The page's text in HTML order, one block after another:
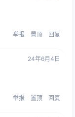
举报 置顶 回复
24年6月4日
举报 置顶 回复